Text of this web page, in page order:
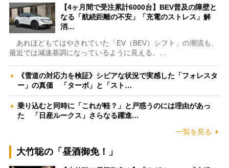
【4ヶ月間で受注累計6000台】BEV普及の障壁と
なる「航続距離の不安」「充電のストレス」解
消…
あれほどもてはやされていた「EV（BEV）シフト」の潮流も、
最近では減速基調になっているように見える。…
《雪道の対応力を検証》シビアな状況で実感した「フォレスタ
ー」の真価 「ターボ」と「スト…
乗り込むと同時に「これが軽？」と戸惑うのには理由があっ
た 「日産ルークス」さらなる躍進…
一覧を見る
大竹聡の「昼酒御免！」